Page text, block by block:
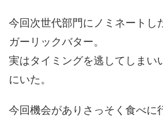
今回次世代部門にノミネートし
ガーリックバター。
実はタイミングを逃してしまい
にいた。
今回機会がありさっそく食べに